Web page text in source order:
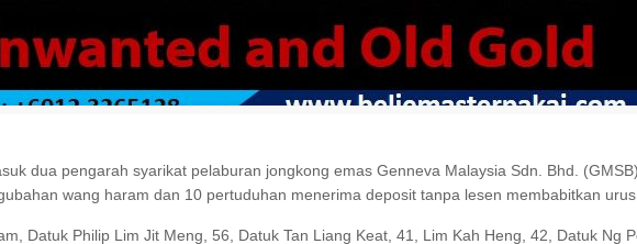
dua pengarah syarikat pelaburan jongkong emas Genneva Malaysia Sdn. Bhd.
wang haram dan 10 pertuduhan menerima deposit tanpa lesen membabitkan
Datuk Philip Lim Jit Meng, 56, Datuk Tan Liang Keat, 41, Lim Kah Heng, 42, Datuk Ng